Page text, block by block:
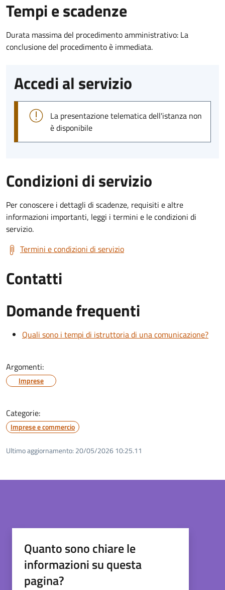
Tempi e scadenze
Durata massima del procedimento amministrativo: La
conclusione del procedimento è immediata.
Accedi al servizio
La presentazione telematica dell'istanza non
è disponibile
Condizioni di servizio
Per conoscere i dettagli di scadenze, requisiti e altre
informazioni importanti, leggi i termini e le condizioni di
servizio.
Termini e condizioni di servizio
Contatti
Domande frequenti
Quali sono i tempi di istruttoria di una comunicazione?
Argomenti:
Imprese
Categorie:
Imprese e commercio
Ultimo aggiornamento: 20/05/2026 10:25.11
Quanto sono chiare le
informazioni su questa
pagina?